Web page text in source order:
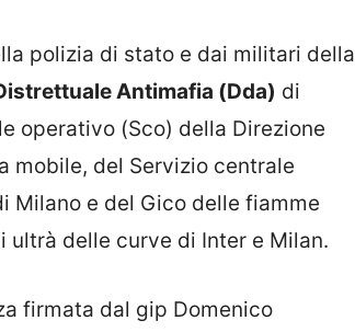
polizia di stato e dai militari della
Antimafia (Dda) di
operativo (Sco) della Direzione
mobile, del Servizio centrale
Milano e del Gico delle fiamme
ultrà delle curve di Inter e Milan.
firmata dal gip Domenico